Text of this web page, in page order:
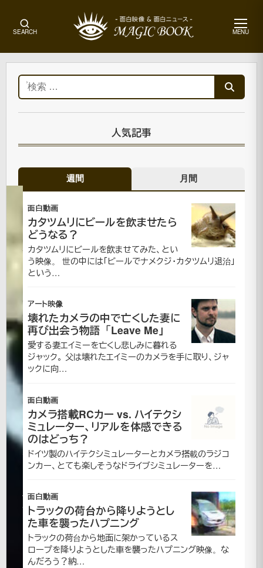
SEARCH MENU
メ
ュ
ー
ー
ト|面
図
形
を
見
極
め
て
パ
ズ
ル
を
解
い
て
検
索:
人気記事
週間 月間
面白動画
カタツムリにビールを飲ませたら
どうなる？
カタツムリにビールを飲ませてみた、とい
う映像。 世の中には「ビールでナメクジ・カタツムリ退治」
という…
アート映像
壊れたカメラの中で亡くした妻に
再び出会う物語「Leave Me」
愛する妻エイミーを亡くし悲しみに暮れる
ジャック。 父は壊れたエイミーのカメラを手に取り、ジャ
ックに向…
面白動画
カメラ搭載RCカー vs. ハイテクシ
ミュレーター、リアルを体感できる
のはどっち？
ドイツ製のハイテクシミュレーターとカメラ搭載のラジコ
ンカー、とても楽しそうなドライブシミュレーターを…
面白動画
トラックの荷台から降りようとし
た車を襲ったハプニング
トラックの荷台から地面に架かっているス
ロープを降りようとした車を襲ったハプニング映像。な
んだろう？納…